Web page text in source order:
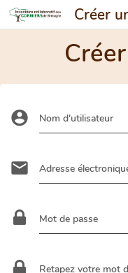
Créer
Nom d'utilisateur
Adresse
Mot de passe
Retapez votre mot